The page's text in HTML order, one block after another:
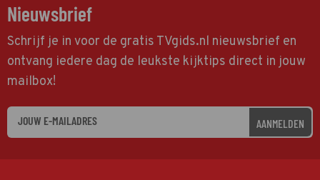
Nieuwsbrief
Schrijf je in voor de gratis TVgids.nl nieuwsbrief en
ontvang iedere dag de leukste kijktips direct in jouw
mailbox!
AANMELDEN